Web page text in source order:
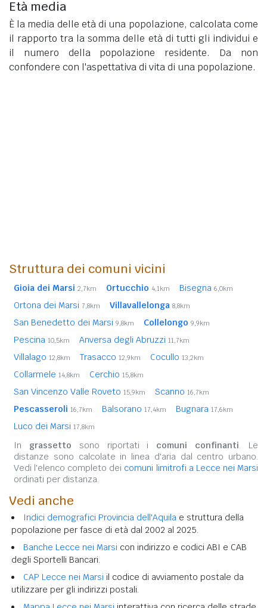
Età media
È la media delle età di una popolazione, calcolata come
il rapporto tra la somma delle età di tutti gli individui e
il numero della popolazione residente. Da non
confondere con l'aspettativa di vita di una popolazione.
Struttura dei comuni vicini
Gioia dei Marsi 2,7km Ortucchio 4,1km Bisegna 6,0km
Ortona dei Marsi 7,8km Villavallelonga 8,8km
San Benedetto dei Marsi 9,8km Collelongo 9,9km
Pescina 10,5km Anversa degli Abruzzi 11,7km
Villalago 12,8km Trasacco 12,9km Cocullo 13,2km
Collarmele 14,8km Cerchio 15,8km
San Vincenzo Valle Roveto 15,9km Scanno 16,7km
Pescasseroli 16,7km Balsorano 17,4km Bugnara 17,6km
Luco dei Marsi 17,8km
In grassetto sono riportati i comuni confinanti. Le
distanze sono calcolate in linea d'aria dal centro urbano.
Vedi l'elenco completo dei comuni limitrofi a Lecce nei Marsi
ordinati per distanza.
Vedi anche
Indici demografici Provincia dell'Aquila e struttura della
popolazione per fasce di età dal 2002 al 2025.
Banche Lecce nei Marsi con indirizzo e codici ABI e CAB
degli Sportelli Bancari.
CAP Lecce nei Marsi il codice di avviamento postale da
utilizzare per gli indirizzi postali.